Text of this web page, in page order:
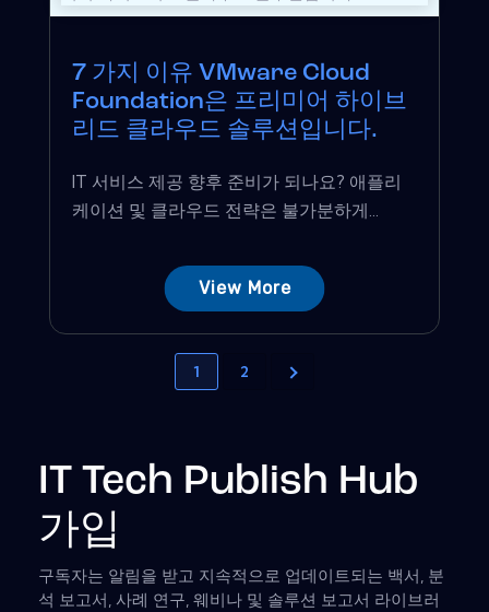
7 가지 이유 VMware Cloud
Foundation은 프리미어 하이브
리드 클라우드 솔루션입니다.
IT 서비스 제공 향후 준비가 되나요? 애플리
케이션 및 클라우드 전략은 불가분하게...
View More
1 2
IT Tech Publish Hub
가입
구독자는 알림을 받고 지속적으로 업데이트되는 백서, 분
석 보고서, 사례 연구, 웨비나 및 솔루션 보고서 라이브러